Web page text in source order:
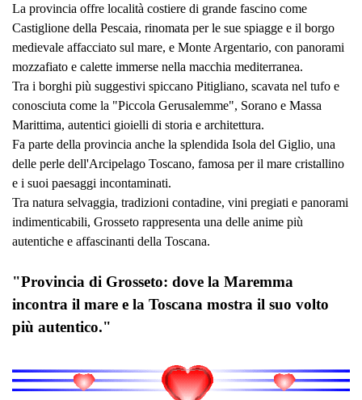
La provincia offre località costiere di grande fascino come
Castiglione della Pescaia, rinomata per le sue spiagge e il borgo
medievale affacciato sul mare, e Monte Argentario, con panorami
mozzafiato e calette immerse nella macchia mediterranea.
Tra i borghi più suggestivi spiccano Pitigliano, scavata nel tufo e
conosciuta come la "Piccola Gerusalemme", Sorano e Massa
Marittima, autentici gioielli di storia e architettura.
Fa parte della provincia anche la splendida Isola del Giglio, una
delle perle dell'Arcipelago Toscano, famosa per il mare cristallino
e i suoi paesaggi incontaminati.
Tra natura selvaggia, tradizioni contadine, vini pregiati e panorami
indimenticabili, Grosseto rappresenta una delle anime più
autentiche e affascinanti della Toscana.
"Provincia di Grosseto: dove la Maremma
incontra il mare e la Toscana mostra il suo volto
più autentico."